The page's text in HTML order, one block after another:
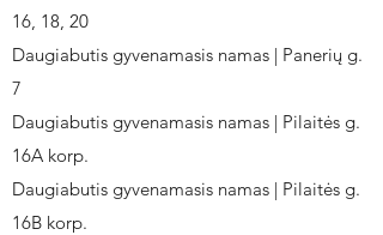
16, 18, 20
Daugiabutis gyvenamasis namas | Panerių g.
7
Daugiabutis gyvenamasis namas | Pilaitės g.
16A korp.
Daugiabutis gyvenamasis namas | Pilaitės g.
16B korp.